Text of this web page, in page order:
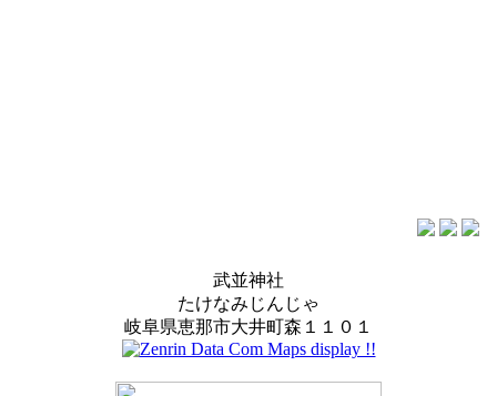
武並神社
たけなみじんじゃ
岐阜県恵那市大井町森１１０１